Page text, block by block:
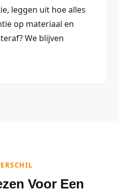
leggen uit hoe alles
op materiaal en
We blijven
Voor Een